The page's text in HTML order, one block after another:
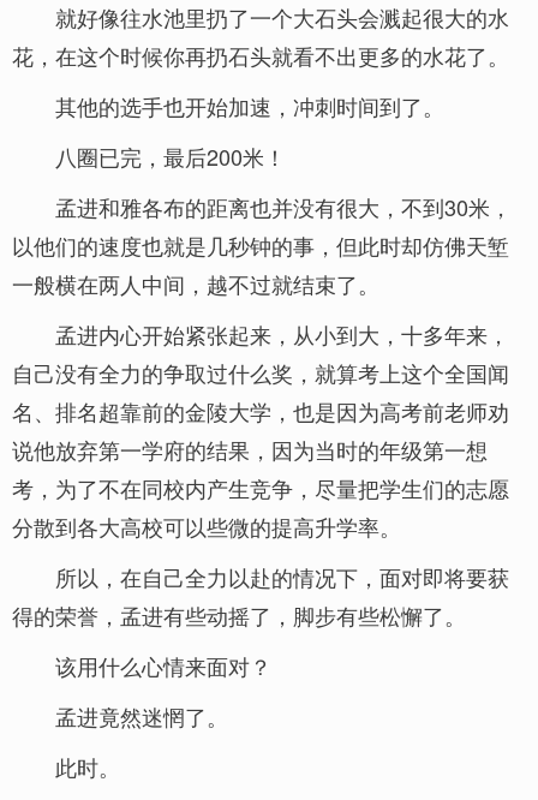
就好像往水池里扔了一个大石头会溅起很大的水
花，在这个时候你再扔石头就看不出更多的水花了。
其他的选手也开始加速，冲刺时间到了。
八圈已完，最后200米！
孟进和雅各布的距离也并没有很大，不到30米，
以他们的速度也就是几秒钟的事，但此时却仿佛天堑
一般横在两人中间，越不过就结束了。
孟进内心开始紧张起来，从小到大，十多年来，
自己没有全力的争取过什么奖，就算考上这个全国闻
名、排名超靠前的金陵大学，也是因为高考前老师劝
说他放弃第一学府的结果，因为当时的年级第一想
考，为了不在同校内产生竞争，尽量把学生们的志愿
分散到各大高校可以些微的提高升学率。
所以，在自己全力以赴的情况下，面对即将要获
得的荣誉，孟进有些动摇了，脚步有些松懈了。
该用什么心情来面对？
孟进竟然迷惘了。
此时。